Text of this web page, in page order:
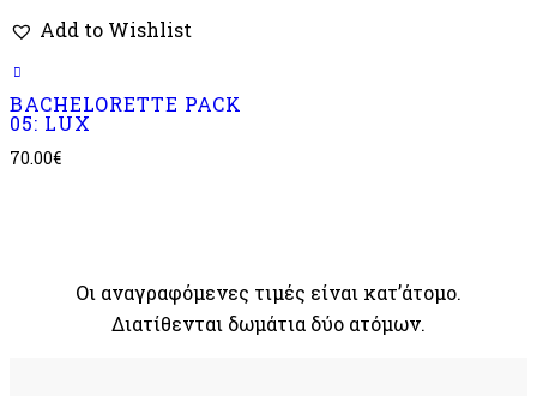
Add to Wishlist
BACHELORETTE PACK
05: LUX
70.00€
Οι αναγραφόμενες τιμές είναι κατ’άτομο.
Διατίθενται δωμάτια δύο ατόμων.